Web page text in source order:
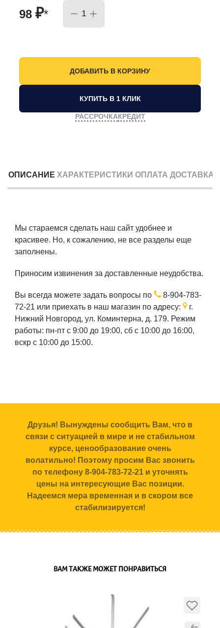
98 ₽*
КУПИТЬ В 1 КЛИК
РАССРОЧКАКРЕДИТ
ОПИСАНИЕ ХАРАКТЕРИСТИКИ ОПЛАТА ДОСТАВКА
Мы стараемся сделать наш сайт удобнее и
красивее. Но, к сожалению, не все разделы еще
заполнены.
Приносим извинения за доставленные неудобства.
Вы всегда можете задать вопросы по
8-904-783-
72-21 или приехать в наш магазин по адресу:
г.
Нижний Новгород, ул. Коминтерна, д. 179. Режим
работы: пн-пт с 9:00 до 19:00, сб с 10:00 до 16:00,
вскр с 10:00 до 15:00.
Друзья! Вынуждены сообщить Вам, что в
связи с ситуацией в мире и не стабильном
курсе, ценообразование очень
волатильно! Поэтому просим Вас звонить
по телефону 8-904-783-72-21 и уточнять
цены на интересующие Вас позиции.
Надеемся мера временная и в скором все
стабилизируется!
ВАМ ТАКЖЕ МОЖЕТ ПОНРАВИТЬСЯ